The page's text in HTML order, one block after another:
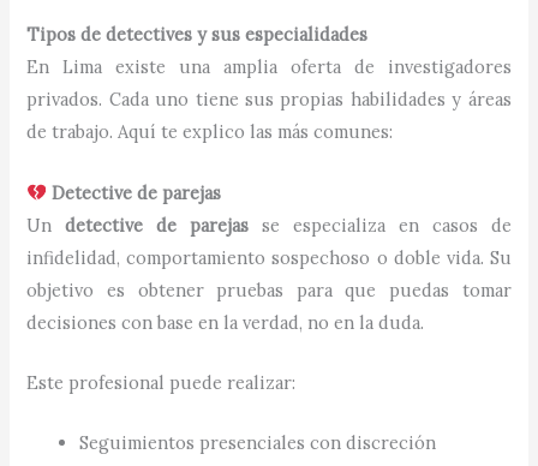
Tipos de detectives y sus especialidades
En Lima existe una amplia oferta de investigadores
privados. Cada uno tiene sus propias habilidades y áreas
de trabajo. Aquí te explico las más comunes:
Detective de parejas
Undetective de parejas se especializa en casos de
infidelidad, comportamiento sospechoso o doble vida. Su
objetivo es obtener pruebas para que puedas tomar
decisiones con base en la verdad, no en la duda.
Este profesional puede realizar:
Seguimientos presenciales con discreción